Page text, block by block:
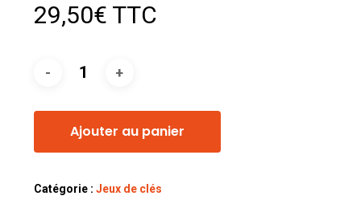
29,50€ TTC
Ajouter au panier
Catégorie : Jeux de clés